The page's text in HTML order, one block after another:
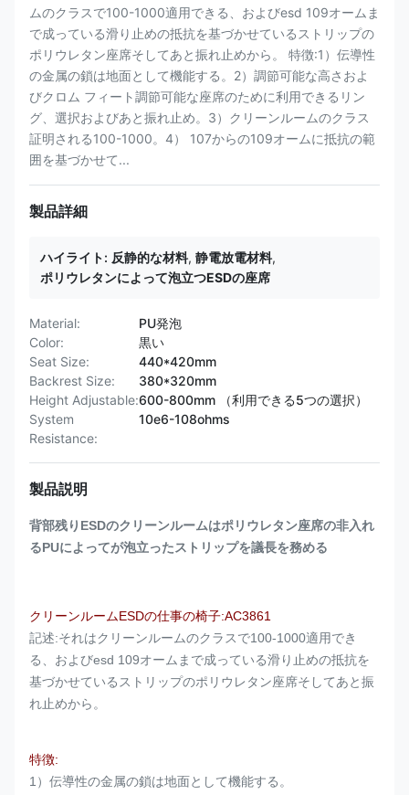
ムのクラスで100-1000適用できる、およびesd 109オームま
で成っている滑り止めの抵抗を基づかせているストリップの
ポリウレタン座席そしてあと振れ止めから。 特徴:1）伝導性
の金属の鎖は地面として機能する。2）調節可能な高さおよ
びクロム フィート調節可能な座席のために利用できるリン
グ、選択およびあと振れ止め。3）クリーンルームのクラス
証明される100-1000。4） 107からの109オームに抵抗の範
囲を基づかせて...
製品詳細
ハイライト: 反静的な材料, 静電放電材料,
ポリウレタンによって泡立つESDの座席
Material:
PU発泡
Color:
黒い
Seat Size:
440*420mm
Backrest Size:
380*320mm
Height Adjustable:600-800mm （利用できる5つの選択）
System
Resistance:
10e6-108ohms
製品説明
背部残りESDのクリーンルームはポリウレタン座席の非入れ
るPUによってが泡立ったストリップを議長を務める
クリーンルームESDの仕事の椅子:AC3861
記述:それはクリーンルームのクラスで100-1000適用でき
る、およびesd 109オームまで成っている滑り止めの抵抗を
基づかせているストリップのポリウレタン座席そしてあと振
れ止めから。
特徴:
1）伝導性の金属の鎖は地面として機能する。